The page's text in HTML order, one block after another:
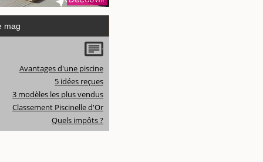
mag
Avantages d'une piscine
5 idées reçues
3 modèles les plus vendus
Classement Piscinelle d'Or
Quels impôts ?